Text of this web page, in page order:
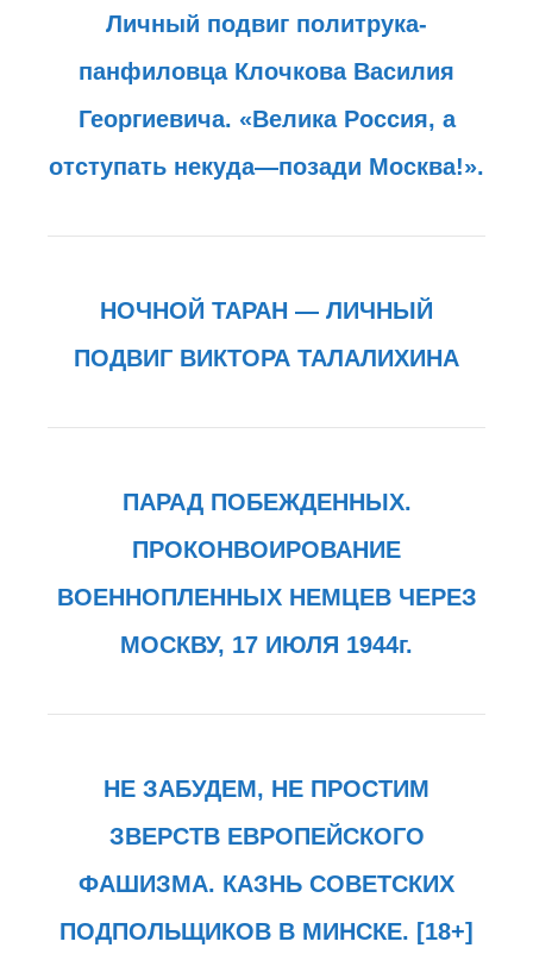
Личный подвиг политрука-
панфиловца Клочкова Василия
Георгиевича. «Велика Россия, а
отступать некуда—позади Москва!».
НОЧНОЙ ТАРАН — ЛИЧНЫЙ
ПОДВИГ ВИКТОРА ТАЛАЛИХИНА
ПАРАД ПОБЕЖДЕННЫХ.
ПРОКОНВОИРОВАНИЕ
ВОЕННОПЛЕННЫХ НЕМЦЕВ ЧЕРЕЗ
МОСКВУ, 17 ИЮЛЯ 1944г.
НЕ ЗАБУДЕМ, НЕ ПРОСТИМ
ЗВЕРСТВ ЕВРОПЕЙСКОГО
ФАШИЗМА. КАЗНЬ СОВЕТСКИХ
ПОДПОЛЬЩИКОВ В МИНСКЕ. [18+]